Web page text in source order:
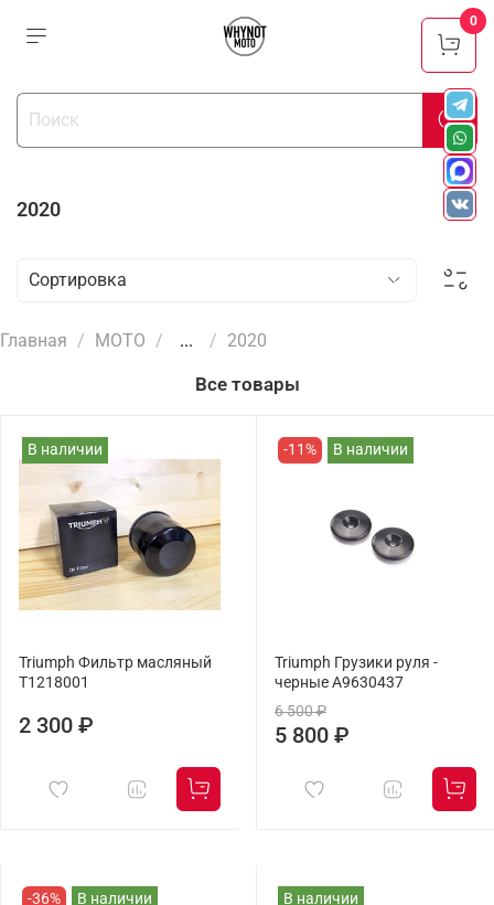
2020
Главная МОТО ... 2020
Все товары
В наличии
Triumph Фильтр масляный
T1218001
2 300 ₽
-11% В наличии
Triumph Грузики руля -
черные A9630437
6 500 ₽
5 800 ₽
-36% В наличии В наличии
0